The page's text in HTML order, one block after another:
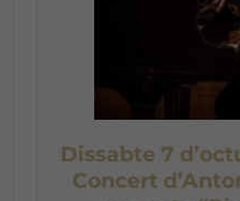
Dissabte 7
Concert